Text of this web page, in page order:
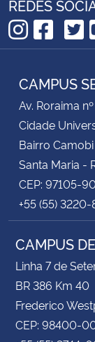
REDES
CAMPUS
Av. Roraima
Cidade
Bairro Camobi
Santa Maria -
CEP: 97105-
+55 (55)
CAMPUS
Linha 7 de
BR 386 Km 40
Frederico
CEP: 98400-